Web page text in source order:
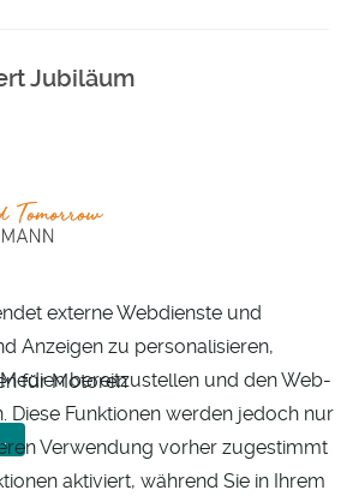
Jubiläum
für Motoren
externe Webdienste und
Anzeigen zu personalisieren,
bereitzustellen und den Web-
Diese Funktionen werden jedoch nur
Verwendung vorher zugestimmt
aktiviert, während Sie in Ihrem